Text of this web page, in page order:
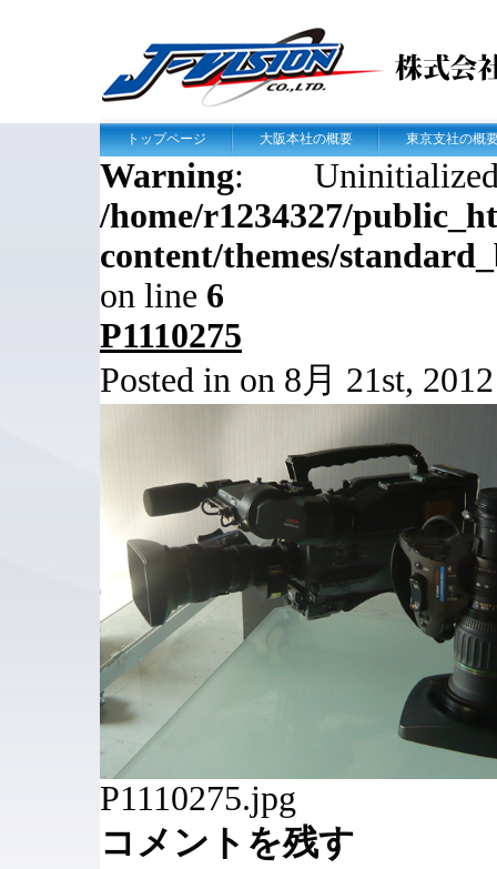
トップページ 大阪本社の概要 東京支社の概
Warning:
/home/r1234327/
content/themes/
on line 6
P1110275
Posted in on 8月 21st,
P1110275.jpg
コメントを残す